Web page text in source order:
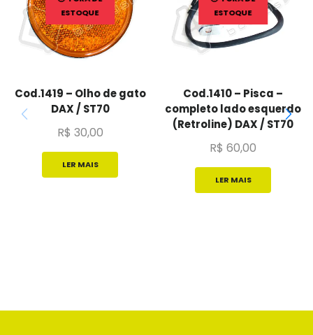
ESTOQUE
Cod.1419 – Olho de gato
DAX / ST70
R$ 30,00
LER MAIS
ESTOQUE
Cod.1410 – Pisca –
completo lado esquerdo
(Retroline) DAX / ST70
R$ 60,00
LER MAIS